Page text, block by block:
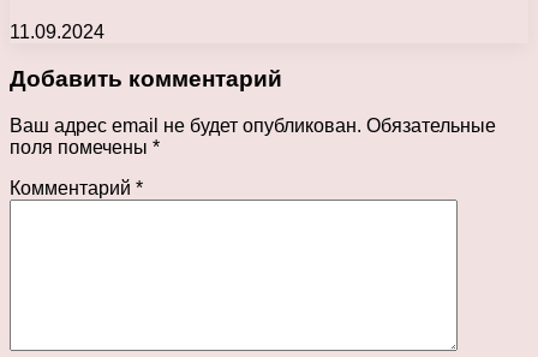
11.09.2024
Добавить комментарий
Ваш адрес email не будет опубликован. Обязательные
поля помечены *
Комментарий *